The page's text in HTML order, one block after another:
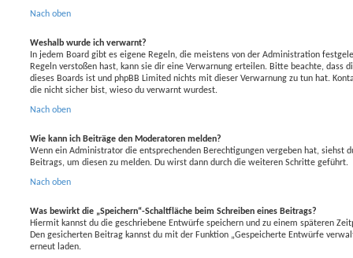
Nach oben
Weshalb wurde ich verwarnt?
In jedem Board gibt es eigene Regeln, die meistens von der Administration
Regeln verstoßen hast, kann sie dir eine Verwarnung erteilen. Bitte beachte, dass
dieses Boards ist und phpBB Limited nichts mit dieser Verwarnung zu tun hat.
die nicht sicher bist, wieso du verwarnt wurdest.
Nach oben
Wie kann ich Beiträge den Moderatoren melden?
Wenn ein Administrator die entsprechenden Berechtigungen vergeben hat, siehst
Beitrags, um diesen zu melden. Du wirst dann durch die weiteren Schritte geführt.
Nach oben
Was bewirkt die „Speichern“-Schaltfläche beim Schreiben eines Beitrags?
Hiermit kannst du die geschriebene Entwürfe speichern und zu einem späteren
Den gesicherten Beitrag kannst du mit der Funktion „Gespeicherte Entwürfe
erneut laden.